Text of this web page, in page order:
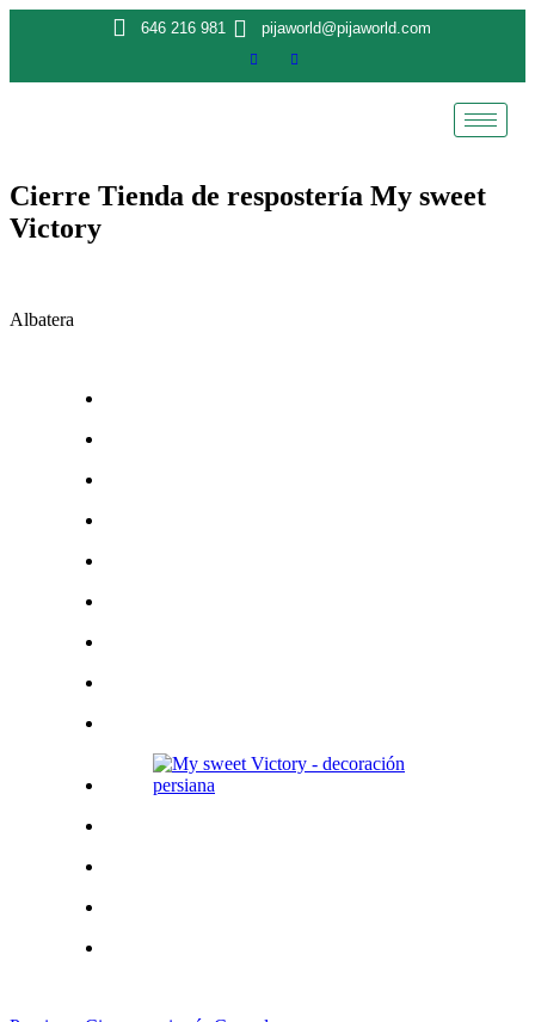
646 216 981 pijaworld@pijaworld.com
Cierre Tienda de respostería My sweet
Victory
1
Albatera